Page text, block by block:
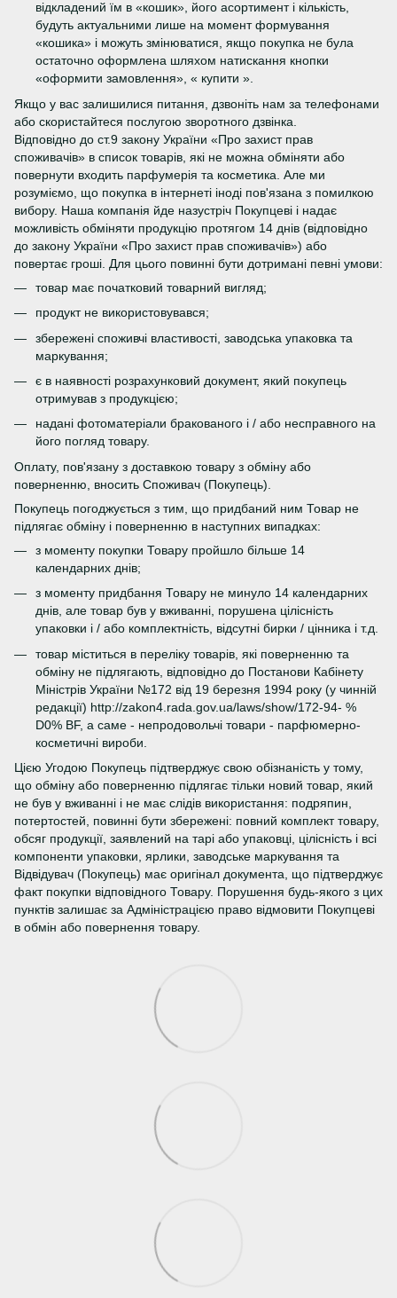
відкладений їм в «кошик», його асортимент і кількість,
будуть актуальними лише на момент формування
«кошика» і можуть змінюватися, якщо покупка не була
остаточно оформлена шляхом натискання кнопки
«оформити замовлення», « купити ».
Якщо у вас залишилися питання, дзвоніть нам за телефонами
або скористайтеся послугою зворотного дзвінка.
Відповідно до ст.9 закону України «Про захист прав
споживачів» в список товарів, які не можна обміняти або
повернути входить парфумерія та косметика. Але ми
розуміємо, що покупка в інтернеті іноді пов'язана з помилкою
вибору. Наша компанія йде назустріч Покупцеві і надає
можливість обміняти продукцію протягом 14 днів (відповідно
до закону України «Про захист прав споживачів») або
повертає гроші. Для цього повинні бути дотримані певні умови:
товар має початковий товарний вигляд;
продукт не використовувався;
збережені споживчі властивості, заводська упаковка та
маркування;
є в наявності розрахунковий документ, який покупець
отримував з продукцією;
надані фотоматеріали бракованого і / або несправного на
його погляд товару.
Оплату, пов'язану з доставкою товару з обміну або
поверненню, вносить Споживач (Покупець).
Покупець погоджується з тим, що придбаний ним Товар не
підлягає обміну і поверненню в наступних випадках:
з моменту покупки Товару пройшло більше 14
календарних днів;
з моменту придбання Товару не минуло 14 календарних
днів, але товар був у вживанні, порушена цілісність
упаковки і / або комплектність, відсутні бирки / цінника і т.д.
товар міститься в переліку товарів, які поверненню та
обміну не підлягають, відповідно до Постанови Кабінету
Міністрів України №172 від 19 березня 1994 року (у чинній
редакції) http://zakon4.rada.gov.ua/laws/show/172-94- %
D0% BF, а саме - непродовольчі товари - парфюмерно-
косметичні вироби.
Цією Угодою Покупець підтверджує свою обізнаність у тому,
що обміну або поверненню підлягає тільки новий товар, який
не був у вживанні і не має слідів використання: подряпин,
потертостей, повинні бути збережені: повний комплект товару,
обсяг продукції, заявлений на тарі або упаковці, цілісність і всі
компоненти упаковки, ярлики, заводське маркування та
Відвідувач (Покупець) має оригінал документа, що підтверджує
факт покупки відповідного Товару. Порушення будь-якого з цих
пунктів залишає за Адміністрацією право відмовити Покупцеві
в обмін або повернення товару.